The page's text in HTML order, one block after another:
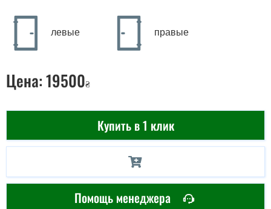
левые правые
Цена:19500₴
Купить в 1 клик
Помощь менеджера